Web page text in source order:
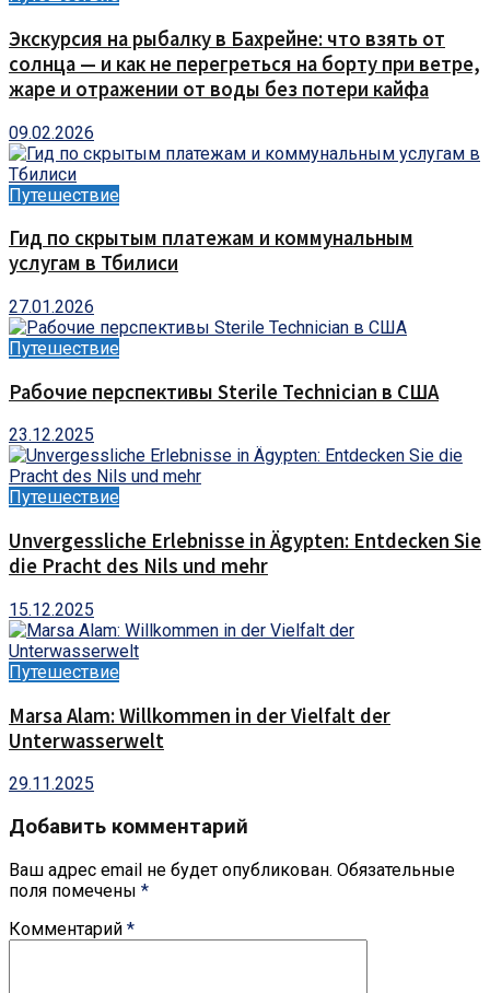
Экскурсия на рыбалку в Бахрейне: что взять от
солнца — и как не перегреться на борту при ветре,
жаре и отражении от воды без потери кайфа
09.02.2026
Путешествие
Гид по скрытым платежам и коммунальным
услугам в Тбилиси
27.01.2026
Путешествие
Рабочие перспективы Sterile Technician в США
23.12.2025
Путешествие
Unvergessliche Erlebnisse in Ägypten: Entdecken Sie
die Pracht des Nils und mehr
15.12.2025
Путешествие
Marsa Alam: Willkommen in der Vielfalt der
Unterwasserwelt
29.11.2025
Добавить комментарий
Ваш адрес email не будет опубликован. Обязательные
поля помечены *
Комментарий *